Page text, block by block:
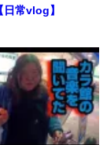
常vlog】